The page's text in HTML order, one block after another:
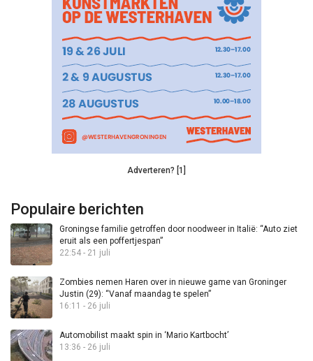
Adverteren? [1]
Populaire berichten
Groningse familie getroffen door noodweer in Italië: “Auto ziet
eruit als een poffertjespan”
22:54 - 21 juli
Zombies nemen Haren over in nieuwe game van Groninger
Justin (29): “Vanaf maandag te spelen”
16:11 - 26 juli
Automobilist maakt spin in ‘Mario Kartbocht’
13:36 - 26 juli